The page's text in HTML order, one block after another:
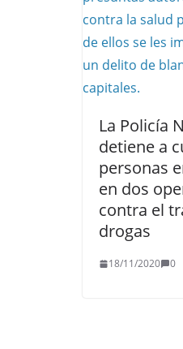
La Policía
detiene a
personas
en dos
contra el
drogas
18/11/2020 0